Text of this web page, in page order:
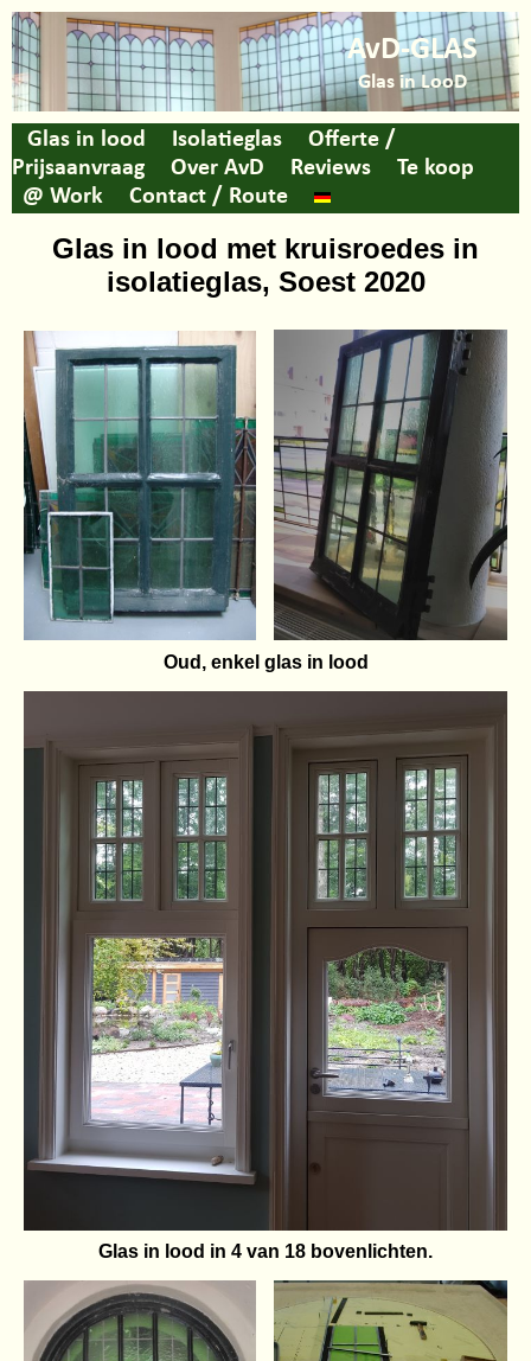
AvD-GLAS
Glas in LooD
Glas in lood Isolatieglas
Offerte /
Prijsaanvraag
Over AvD Reviews
Te koop
@ Work
Contact / Route
Glas in lood met kruisroedes in
isolatieglas, Soest 2020
Oud, enkel glas in lood
Glas in lood in 4 van 18 bovenlichten.